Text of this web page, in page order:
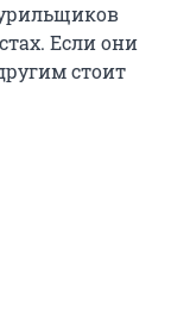
Если они
стоит